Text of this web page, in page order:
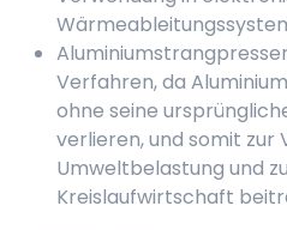
Verfahren, da
ohne seine
verlieren, und somit zur
Umweltbelastung und
Kreislaufwirtschaft